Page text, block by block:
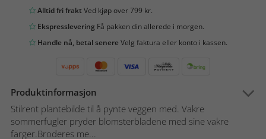
Alltid fri fraktVed kjøp over 799 kr.
Ekspresslevering Få pakken din allerede i morgen.
Handle nå, betal senereVelg faktura eller konto i kassen.
Produktinformasjon
Stilrent plantebilde til å pynte veggen med. Vakre
sommerfugler pryder blomsterbladene med sine vakre
farger.Broderes me...